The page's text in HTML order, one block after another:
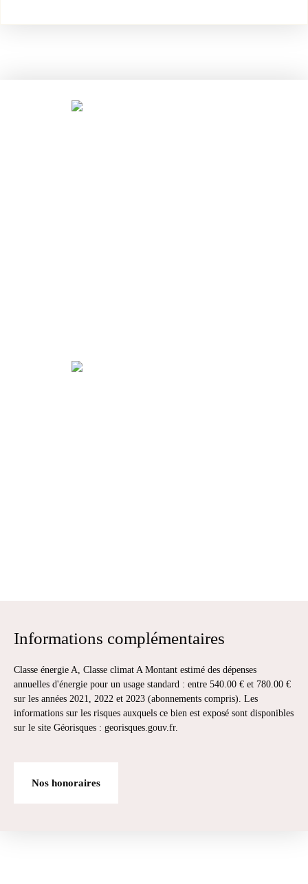
Informations complémentaires
Classe énergie A, Classe climat A Montant estimé des dépenses
annuelles d'énergie pour un usage standard : entre 540.00 € et 780.00 €
sur les années 2021, 2022 et 2023 (abonnements compris). Les
informations sur les risques auxquels ce bien est exposé sont disponibles
sur le site Géorisques : georisques.gouv.fr.
Nos honoraires